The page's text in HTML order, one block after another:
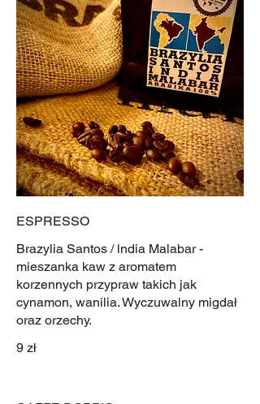
ESPRESSO
Brazylia Santos / lndia Malabar -
mieszanka kaw z aromatem
korzennych przypraw takich jak
cynamon, wanilia. Wyczuwalny migdał
oraz orzechy.
9 zł